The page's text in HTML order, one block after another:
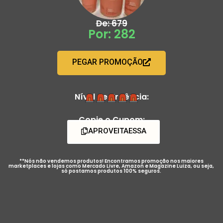
De: 679
Por: 282
PEGAR PROMOÇÃO
Nível de Urgência:
Copie o Cupom:
APROVEITAESSA
**Nós não vendemos produtos! Encontramos promoção nos maiores
marketplaces e lojas como Mercado Livre, Amazon e Magazine Luiza, ou seja,
só postamos produtos 100% seguros.